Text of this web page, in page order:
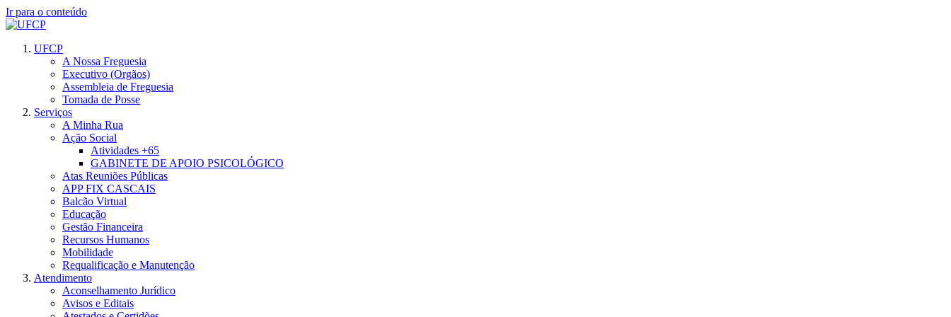
Ir para o conteúdo
UFCP
A Nossa Freguesia
Executivo (Orgãos)
Assembleia de Freguesia
Tomada de Posse
Serviços
A Minha Rua
Ação Social
Atividades +65
GABINETE DE APOIO PSICOLÓGICO
Atas Reuniões Públicas
APP FIX CASCAIS
Balcão Virtual
Educação
Gestão Financeira
Recursos Humanos
Mobilidade
Requalificação e Manutenção
Atendimento
Aconselhamento Jurídico
Avisos e Editais